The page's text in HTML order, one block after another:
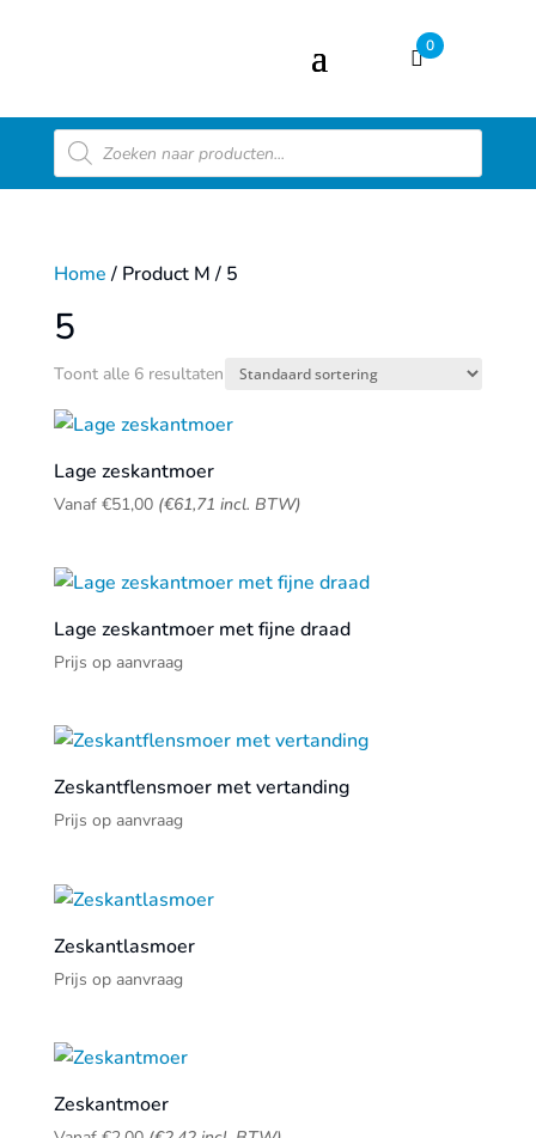
0
Producten
zoeken
Home/ Product M / 5
5
Toont alle 6 resultaten
Lage zeskantmoer
Vanaf €51,00 (€61,71 incl. BTW)
Lage zeskantmoer met fijne draad
Prijs op aanvraag
Zeskantflensmoer met vertanding
Prijs op aanvraag
Zeskantlasmoer
Prijs op aanvraag
Zeskantmoer